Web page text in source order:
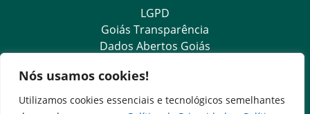
Nós usamos cookies!
Utilizamos cookies essenciais e tecnológicos semelhantes
LGPD
Goiás Transparência
Dados Abertos Goiás
e-SIC – Serviço Eletrônico de Informação ao Cidadão
Ouvidoria Setorial (Expresso)